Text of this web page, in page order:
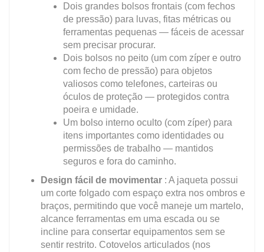
Dois grandes bolsos frontais (com fechos
de pressão) para luvas, fitas métricas ou
ferramentas pequenas — fáceis de acessar
sem precisar procurar.
Dois bolsos no peito (um com zíper e outro
com fecho de pressão) para objetos
valiosos como telefones, carteiras ou
óculos de proteção — protegidos contra
poeira e umidade.
Um bolso interno oculto (com zíper) para
itens importantes como identidades ou
permissões de trabalho — mantidos
seguros e fora do caminho.
Design fácil de movimentar : A jaqueta possui
um corte folgado com espaço extra nos ombros e
braços, permitindo que você maneje um martelo,
alcance ferramentas em uma escada ou se
incline para consertar equipamentos sem se
sentir restrito. Cotovelos articulados (nos